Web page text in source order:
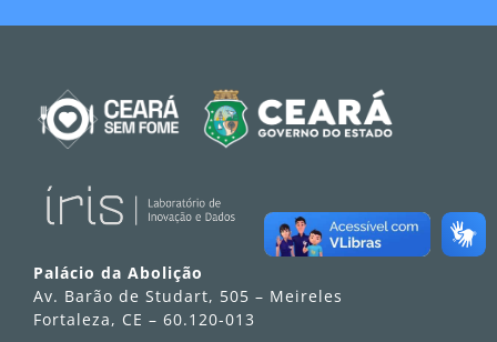
Palácio da Abolição
Av. Barão de Studart, 505 – Meireles
Fortaleza, CE – 60.120-013